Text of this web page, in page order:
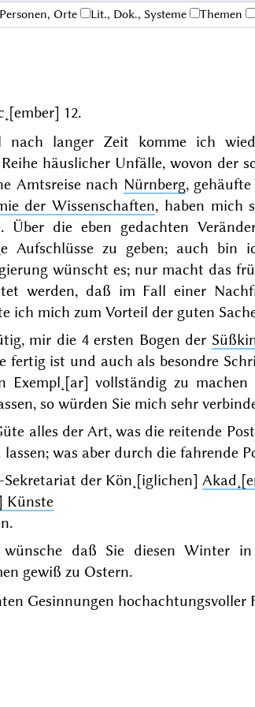
Orte Lit., Dok., Systeme Themen
12.
nach langer Zeit komme ich
häuslicher Unfälle, wovon der
Amtsreise nach Nürnberg,
der Wissenschaften, haben mich
Über die eben gedachten
Aufschlüsse zu geben; auch bin
wünscht es; nur macht das
werden, daß im Fall einer
ich mich zum Vorteil der guten
mir die 4 ersten Bogen der
fertig ist und auch als besondre
Exempl˖[ar] vollständig zu
so würden Sie mich sehr
alles der Art, was die reitende
was aber durch die fahrende
der Kön˖[iglichen]
Künste
daß Sie diesenWinter in
gewiß zu Ostern.
Gesinnungen hochachtungsvoller